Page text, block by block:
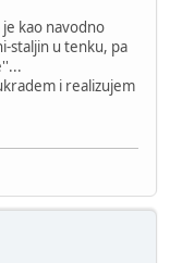
kao navodno
staljin u tenku, pa
i realizujem